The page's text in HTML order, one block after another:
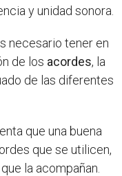
y unidad sonora.
necesario tener en
de los acordes, la
de las diferentes
que una buena
que se utilicen,
la acompañan.